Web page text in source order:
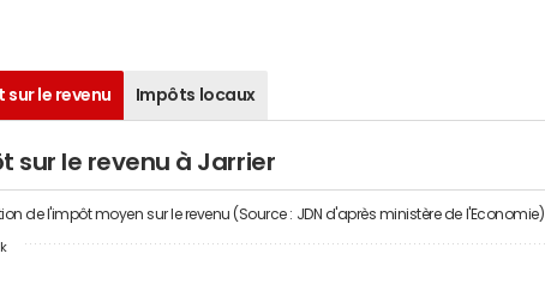
sur le revenu Impôts locaux
sur le revenu à Jarrier
de l'impôt moyen sur le revenu (Source : JDN d'après ministère de l'Economie)